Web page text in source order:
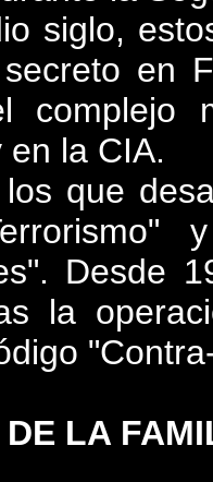
siglo,
en
complejo
la CIA.
que
Desde
la
LA